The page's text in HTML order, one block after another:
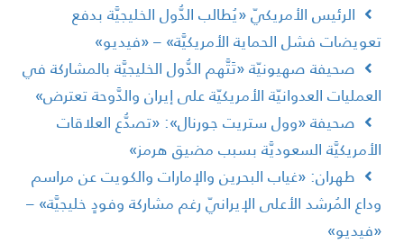
الرئيس الأمريكيّ «يُطالب الدُّول الخليجيَّة بدفع
فشل الحماية الأمريكيَّة» – «فيديو»
صحيفة صهيونيّة «تَتَّهم الدُّول الخليجيَّة بالمشاركة في
العدوانيّة الأمريكيّة على إيران والدَّوحة تعترض»
صحيفة «وول ستريت جورنال»: «تصدُّع العلاقات
السعوديَّة بسبب مضيق هرمز»
طهران: «غياب البحرين والإمارات والكويت عن مراسم
المُرشد الأعلى الإيرانيّ رغم مشاركة وفودٍ خليجيَّة» –